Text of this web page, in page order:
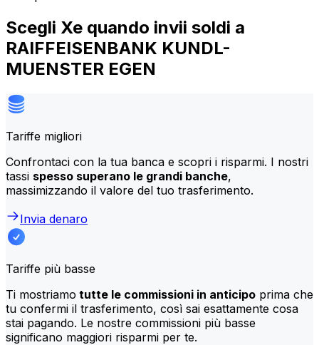
Scegli Xe quando invii soldi a
RAIFFEISENBANK KUNDL-
MUENSTER EGEN
Tariffe migliori
Confrontaci con la tua banca e scopri i risparmi. I nostri
tassi spesso superano le grandi banche,
massimizzando il valore del tuo trasferimento.
Invia denaro
Tariffe più basse
Ti mostriamo tutte le commissioni in anticipo prima che
tu confermi il trasferimento, così sai esattamente cosa
stai pagando. Le nostre commissioni più basse
significano maggiori risparmi per te.